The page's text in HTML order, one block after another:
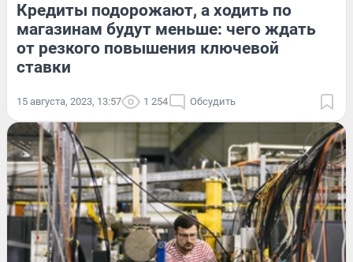
Кредиты подорожают, а ходить по
магазинам будут меньше: чего ждать
от резкого повышения ключевой
ставки
15 августа, 2023, 13:57 1 254 Обсудить